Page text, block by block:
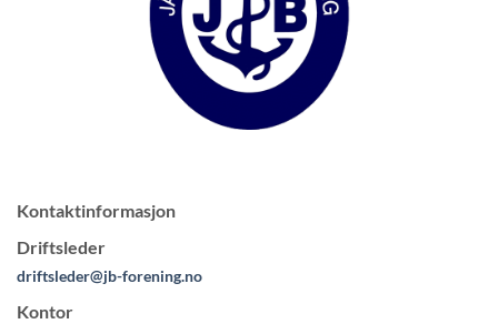
Kontaktinformasjon
Driftsleder
driftsleder@jb-forening.no
Kontor